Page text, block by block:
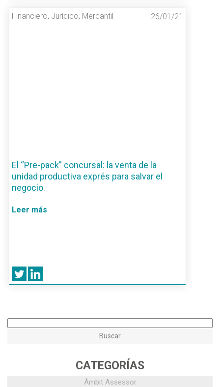
Financiero, Jurídico, Mercantil 26/01/21
El “Pre-pack” concursal: la venta de la
unidad productiva exprés para salvar el
negocio.
Leer más
CATEGORÍAS
Àmbit Assessor